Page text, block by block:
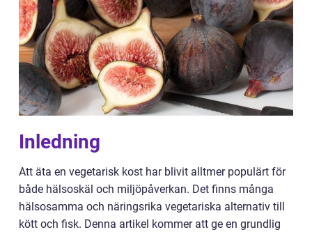
Inledning
Att äta en vegetarisk kost har blivit alltmer populärt för
både hälsoskäl och miljöpåverkan. Det finns många
hälsosamma och näringsrika vegetariska alternativ till
kött och fisk. Denna artikel kommer att ge en grundlig